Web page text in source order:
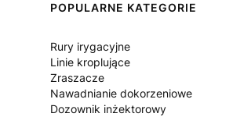
POPULARNE KATEGORIE
Rury irygacyjne
Linie kroplujące
Zraszacze
Nawadnianie dokorzeniowe
Dozownik inżektorowy